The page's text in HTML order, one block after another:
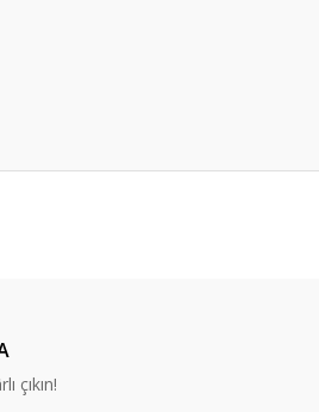
çıkın!